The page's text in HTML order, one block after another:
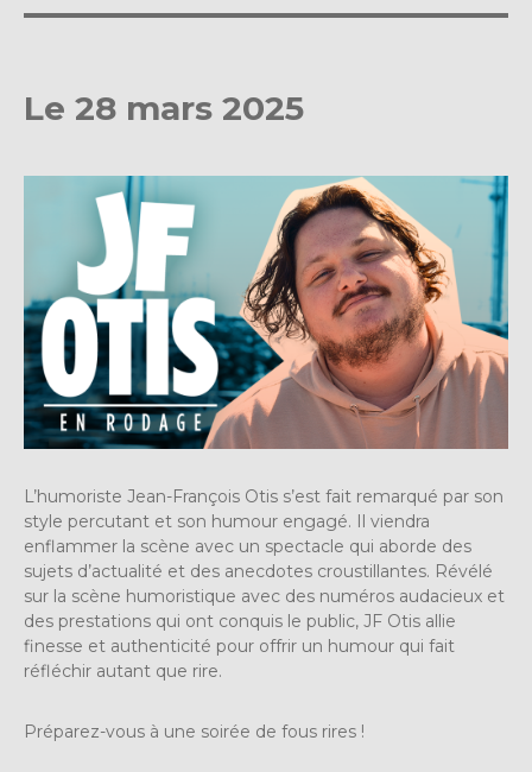
Le 28 mars 2025
L’humoriste Jean-François Otis s’est fait remarqué par son
style percutant et son humour engagé. Il viendra
enflammer la scène avec un spectacle qui aborde des
sujets d’actualité et des anecdotes croustillantes. Révélé
sur la scène humoristique avec des numéros audacieux et
des prestations qui ont conquis le public, JF Otis allie
finesse et authenticité pour offrir un humour qui fait
réfléchir autant que rire.
Préparez-vous à une soirée de fous rires !